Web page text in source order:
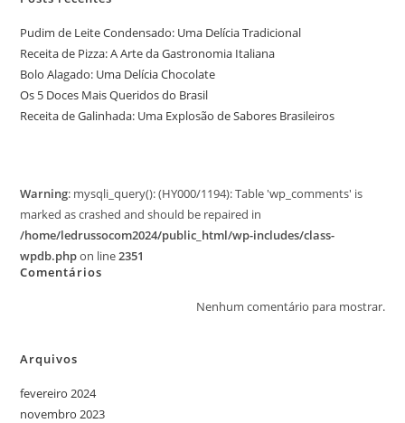
Pudim de Leite Condensado: Uma Delícia Tradicional
Receita de Pizza: A Arte da Gastronomia Italiana
Bolo Alagado: Uma Delícia Chocolate
Os 5 Doces Mais Queridos do Brasil
Receita de Galinhada: Uma Explosão de Sabores Brasileiros
Warning: mysqli_query(): (HY000/1194): Table 'wp_comments' is
marked as crashed and should be repaired in
/home/ledrussocom2024/public_html/wp-includes/class-
wpdb.phpon line2351
Comentários
Nenhum comentário para mostrar.
Arquivos
fevereiro 2024
novembro 2023